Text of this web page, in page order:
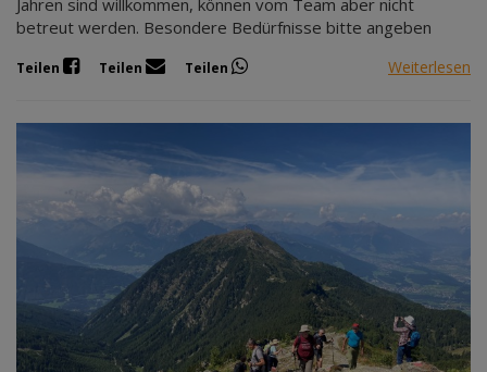
Jahren sind willkommen, können vom Team aber nicht
betreut werden. Besondere Bedürfnisse bitte angeben
Teilen Teilen Teilen Weiterlesen